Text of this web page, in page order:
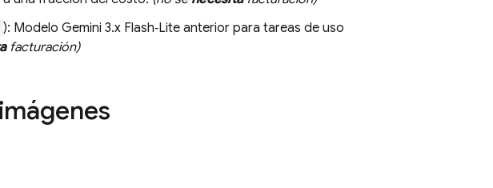
): ModeloGemini 3.x Flash‑Lite anterior para tareas de uso
facturación)